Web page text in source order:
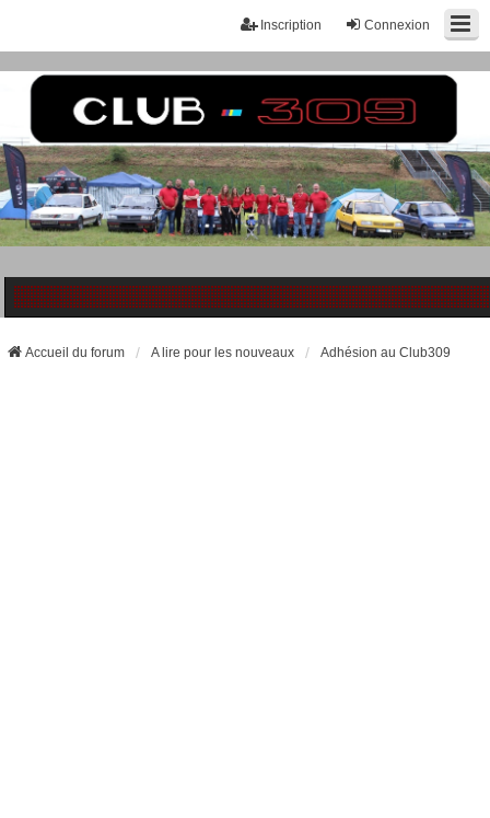
Connexion
Inscription
Accueil du forum A lire pour les nouveaux Adhésion au Club309